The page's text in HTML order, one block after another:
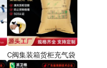
C阀集装箱货柜充气袋